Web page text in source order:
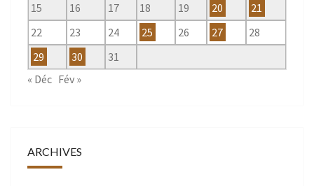
15
16 17 18 19 20
21
22
23 24 25 26 27
28
29
30
31
« Déc Fév »
ARCHIVES